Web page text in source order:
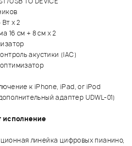
x 2
16 см + 8 см x 2
акустики (IAC)
к iPhone, iPad, or iPod
адаптер UDWL-01)
исполнение
линейка цифровых пианино,